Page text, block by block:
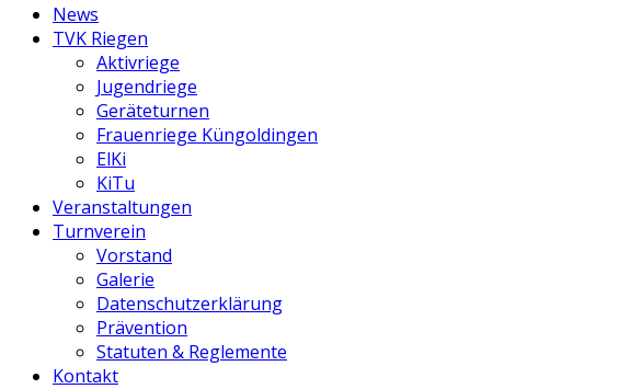
News
TVK Riegen
Aktivriege
Jugendriege
Geräteturnen
Frauenriege Küngoldingen
ElKi
KiTu
Veranstaltungen
Turnverein
Vorstand
Galerie
Datenschutzerklärung
Prävention
Statuten & Reglemente
Kontakt